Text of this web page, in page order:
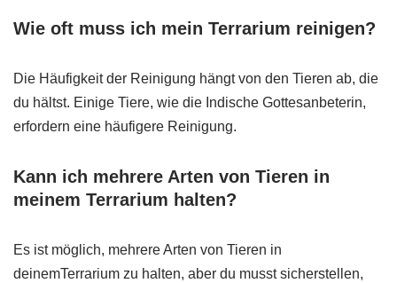
Wie oft muss ich mein Terrarium reinigen?
Die Häufigkeit der Reinigung hängt von den Tieren ab, die
du hältst. Einige Tiere, wie die Indische Gottesanbeterin,
erfordern eine häufigere Reinigung.
Kann ich mehrere Arten von Tieren in
meinem Terrarium halten?
Es ist möglich, mehrere Arten von Tieren in
deinemTerrarium zu halten, aber du musst sicherstellen,